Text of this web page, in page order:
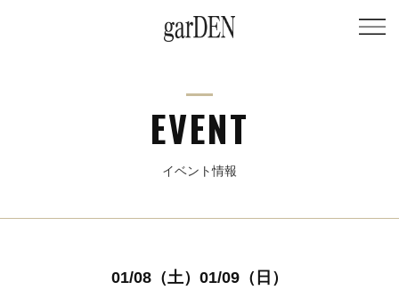
EVENT
イベント情報
01/08（土）01/09（日）